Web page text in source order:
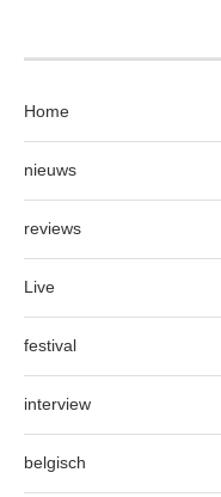
Home
nieuws
reviews
Live
festival
interview
belgisch